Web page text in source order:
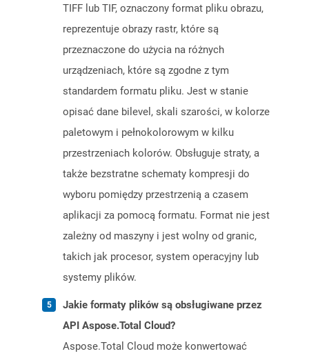
TIFF lub TIF, oznaczony format pliku obrazu,
reprezentuje obrazy rastr, które są
przeznaczone do użycia na różnych
urządzeniach, które są zgodne z tym
standardem formatu pliku. Jest w stanie
opisać dane bilevel, skali szarości, w kolorze
paletowym i pełnokolorowym w kilku
przestrzeniach kolorów. Obsługuje straty, a
także bezstratne schematy kompresji do
wyboru pomiędzy przestrzenią a czasem
aplikacji za pomocą formatu. Format nie jest
zależny od maszyny i jest wolny od granic,
takich jak procesor, system operacyjny lub
systemy plików.
Jakie formaty plików są obsługiwane przez
API Aspose.Total Cloud?
Aspose.Total Cloud może konwertować